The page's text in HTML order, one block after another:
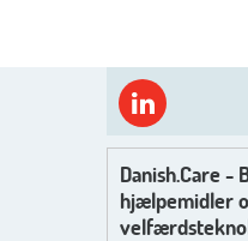
Danish.Care -
hjælpemidler